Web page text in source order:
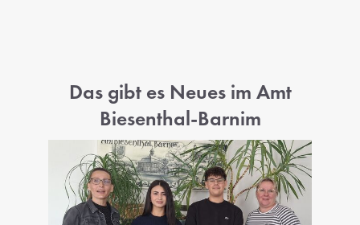
Das gibt es Neues im Amt
Biesenthal-Barnim